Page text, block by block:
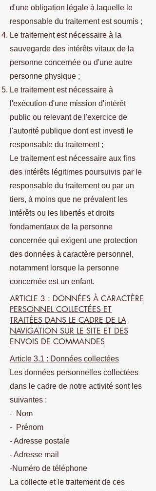
d'une obligation légale à laquelle le
responsable du traitement est soumis ;
Le traitement est nécessaire à la
sauvegarde des intérêts vitaux de la
personne concernée ou d'une autre
personne physique ;
Le traitement est nécessaire à
l'exécution d'une mission d'intérêt
public ou relevant de l'exercice de
l'autorité publique dont est investi le
responsable du traitement ;
Le traitement est nécessaire aux fins
des intérêts légitimes poursuivis par le
responsable du traitement ou par un
tiers, à moins que ne prévalent les
intérêts ou les libertés et droits
fondamentaux de la personne
concernée qui exigent une protection
des données à caractère personnel,
notamment lorsque la personne
concernée est un enfant.
ARTICLE 3 : DONNÉES À CARACTÈRE
PERSONNEL COLLECTÉES ET
TRAITÉES DANS LE CADRE DE LA
NAVIGATION SUR LE SITE ET DES
ENVOIS DE COMMANDES
Article 3.1 : Données collectées
Les données personnelles collectées
dans le cadre de notre activité sont les
suivantes :
- Nom
- Prénom
- Adresse postale
- Adresse mail
-Numéro de téléphone
La collecte et le traitement de ces